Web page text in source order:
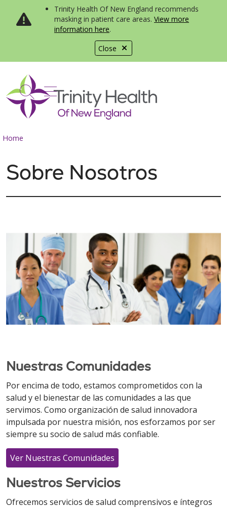
Close
Trinity Health Of New England recommends
masking in patient care areas. View more
information here.
search
show off canvas menu
Home
Sobre Nosotros
Nuestras Comunidades
Por encima de todo, estamos comprometidos con la
salud y el bienestar de las comunidades a las que
servimos. Como organización de salud innovadora
impulsada por nuestra misión, nos esforzamos por ser
siempre su socio de salud más confiable.
Ver Nuestras Comunidades
Nuestros Servicios
Ofrecemos servicios de salud comprensivos e íntegros